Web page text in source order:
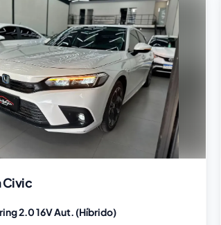
Civic
2.0 16V Aut. (Híbrido)